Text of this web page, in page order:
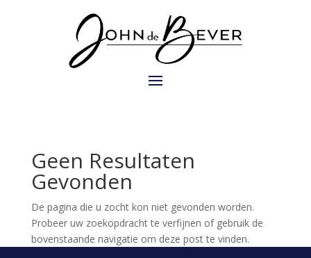
Geen Resultaten
Gevonden
De pagina die u zocht kon niet gevonden worden.
Probeer uw zoekopdracht te verfijnen of gebruik de
bovenstaande navigatie om deze post te vinden.